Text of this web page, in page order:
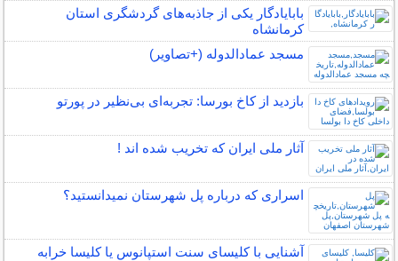
بابایادگار یکی از جاذبه‌های گردشگری استان
کرمانشاه
مسجد عمادالدوله (+تصاویر)
بازدید از کاخ بورسا: تجربه‌ای بی‌نظیر در پورتو
آثار ملی ایران که تخریب شده اند !
اسراری که درباره پل شهرستان نمیدانستید؟
آشنایی با کلیسای سنت استپانوس یا کلیسا خرابه